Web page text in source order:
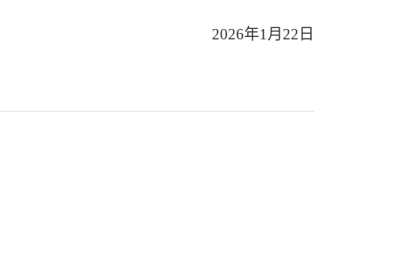
2026年1 月 22 日